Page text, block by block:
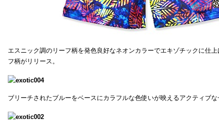
エスニック調のリーフ柄を発色良好なネオンカラーでエキゾチックに仕
フ柄がリリース。
ブリーチされたブルーをベースにカラフルな色使いが映えるアクティブ